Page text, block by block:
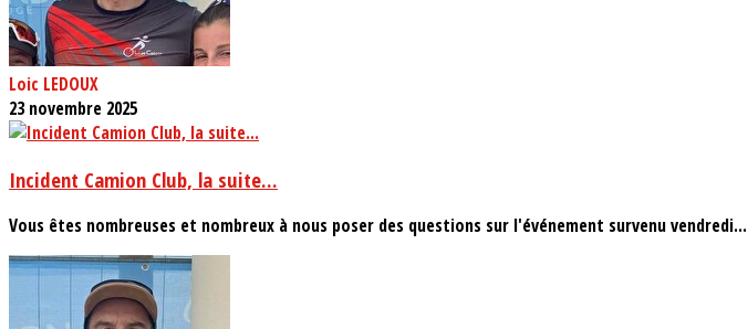
Loic LEDOUX
23 novembre 2025
Incident Camion Club, la suite...
Vous êtes nombreuses et nombreux à nous poser des questions sur l'événement survenu vendredi...